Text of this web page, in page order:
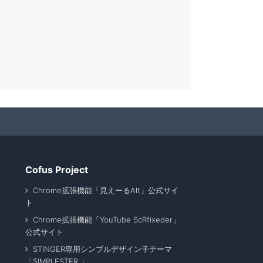
Cofus Project
Chrome拡張機能「見えーるAlt」公式サイ
ト
Chrome拡張機能「YouTube ScRfixeder」
公式サイト
STINGER専用シンプルデザイン子テーマ
「SIMPLESTER 」